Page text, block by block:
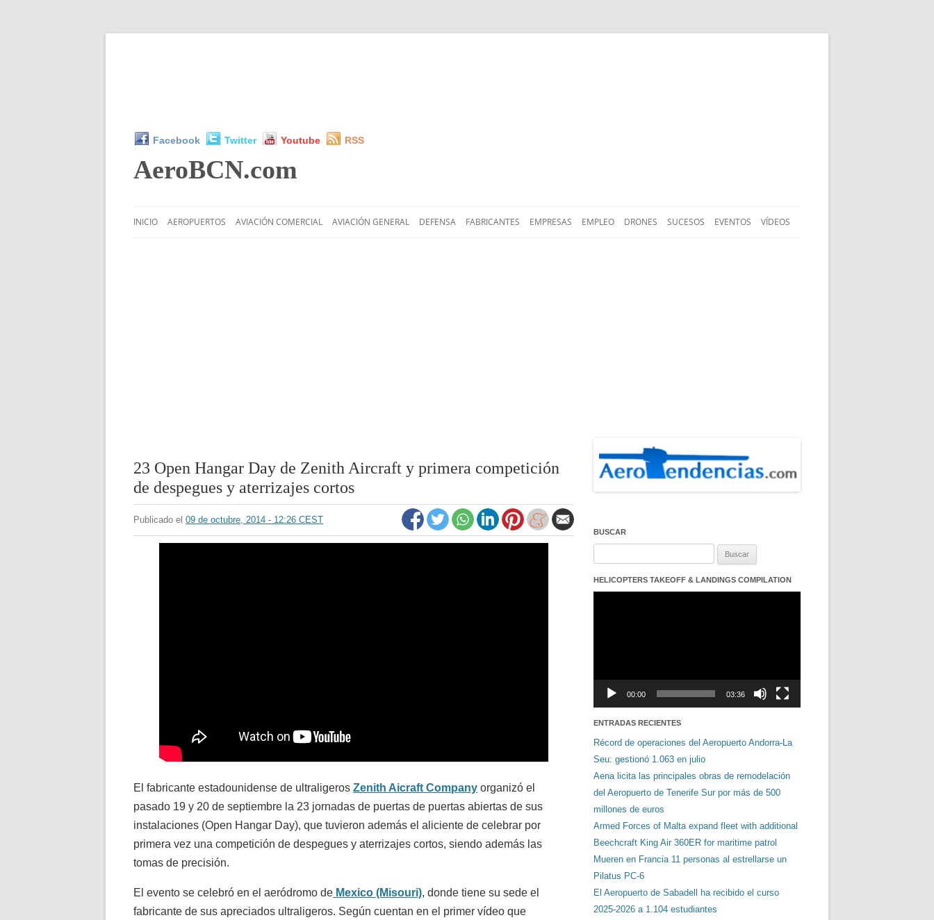
Facebook Twitter Youtube RSS
AeroBCN.com
al
INICIO AEROPUERTOS AVIACIÓN COMERCIAL AVIACIÓN GENERAL DEFENSA FABRICANTES EMPRESAS EMPLEO DRONES SUCESOS EVENTOS VÍDEOS
23 Open Hangar Day de Zenith Aircraft y primera competición
de despegues y aterrizajes cortos
Publicado el 09 de octubre, 2014 - 12:26 CEST
El fabricante estadounidense de ultraligeros Zenith Aicraft Company organizó el
pasado 19 y 20 de septiembre la 23 jornadas de puertas de puertas abiertas de sus
instalaciones (Open Hangar Day), que tuvieron además el aliciente de celebrar por
primera vez una competición de despegues y aterrizajes cortos, siendo además las
tomas de precisión.
El evento se celebró en el aeródromo de Mexico (Misouri), donde tiene su sede el
fabricante de sus apreciados ultraligeros. Según cuentan en el primer vídeo que
BUSCAR
HELICOPTERS TAKEOFF & LANDINGS COMPILATION
00:00 03:36
ENTRADAS RECIENTES
Récord de operaciones del Aeropuerto Andorra-La
Seu: gestionó 1.063 en julio
Aena licita las principales obras de remodelación
del Aeropuerto de Tenerife Sur por más de 500
millones de euros
Armed Forces of Malta expand fleet with additional
Beechcraft King Air 360ER for maritime patrol
Mueren en Francia 11 personas al estrellarse un
Pilatus PC-6
El Aeropuerto de Sabadell ha recibido el curso
2025-2026 a 1.104 estudiantes